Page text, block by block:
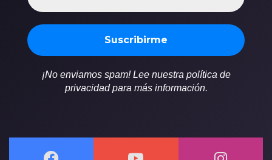
¡No enviamos spam! Lee nuestra política de
privacidad para más información.